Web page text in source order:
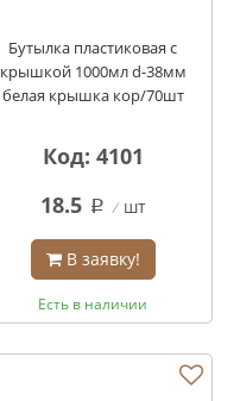
Бутылка пластиковая с
крышкой 1000мл d-38мм
белая крышка кор/70шт
Код: 4101
18.5 q шт
В заявку!
Есть в наличии